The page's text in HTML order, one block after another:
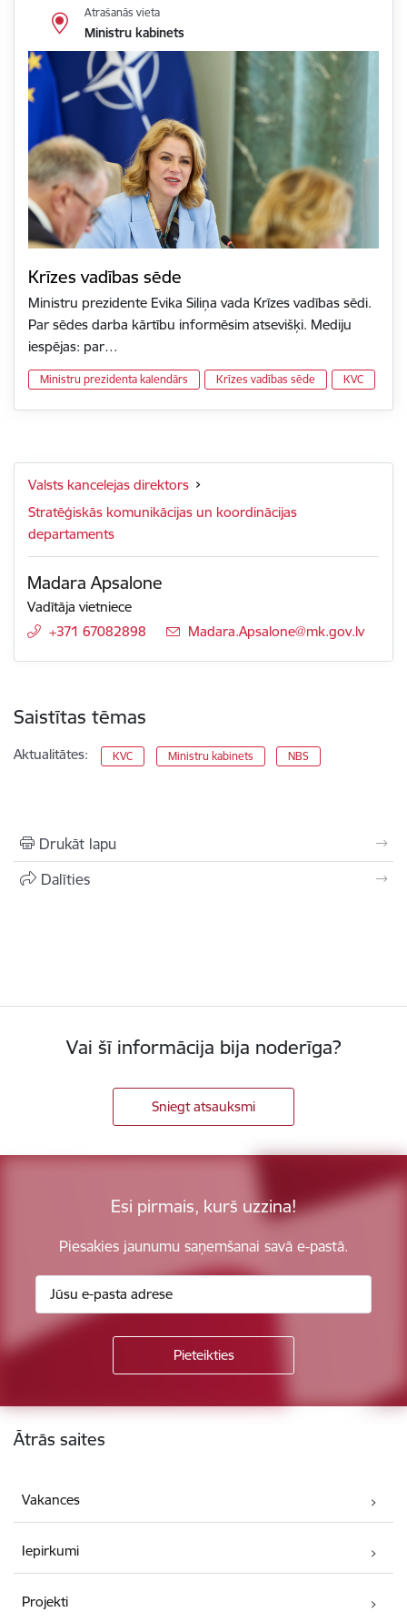
Atrašanās vieta
Ministru kabinets
Krīzes vadības sēde
Ministru prezidente Evika Siliņa vada Krīzes vadības sēdi.
Par sēdes darba kārtību informēsim atsevišķi. Mediju
iespējas: par…
Ministru prezidenta kalendārs Krīzes vadības sēde KVC
Valsts kancelejas direktors
Stratēģiskās komunikācijas un koordinācijas
departaments
Madara Apsalone
Vadītāja vietniece
+371 67082898
E-pasts:
Madara.Apsalone@mk.gov.lv
Saistītas tēmas
Aktualitātes: KVC Ministru kabinets NBS
Drukāt lapu
Dalīties
Vai šī informācija bija noderīga?
Sniegt atsauksmi
Esi pirmais, kurš uzzina!
Piesakies jaunumu saņemšanai savā e-pastā.
Kājene
Ātrās saites
Vakances
Iepirkumi
Projekti